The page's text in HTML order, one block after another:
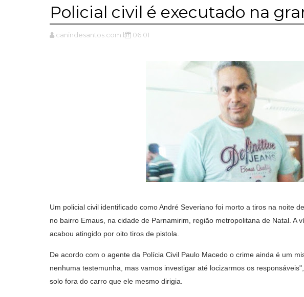
Policial civil é executado na
canindesantos.com.br 06:01
Um policial civil identificado como André Severiano foi morto a tiros na noite
no bairro Emaus, na cidade de Parnamirim, região metropolitana de Natal. A
acabou atingido por oito tiros de pistola.
De acordo com o agente da Polícia Civil Paulo Macedo o crime ainda é um
nenhuma testemunha, mas vamos investigar até locizarmos os
solo fora do carro que ele mesmo dirigia.